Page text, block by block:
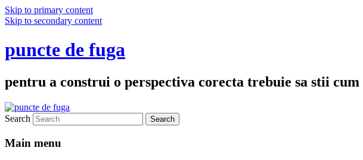
Skip to primary content
Skip to secondary content
puncte de fuga
pentru a construi o perspectiva corecta trebuie sa stii cum
Search
Main menu